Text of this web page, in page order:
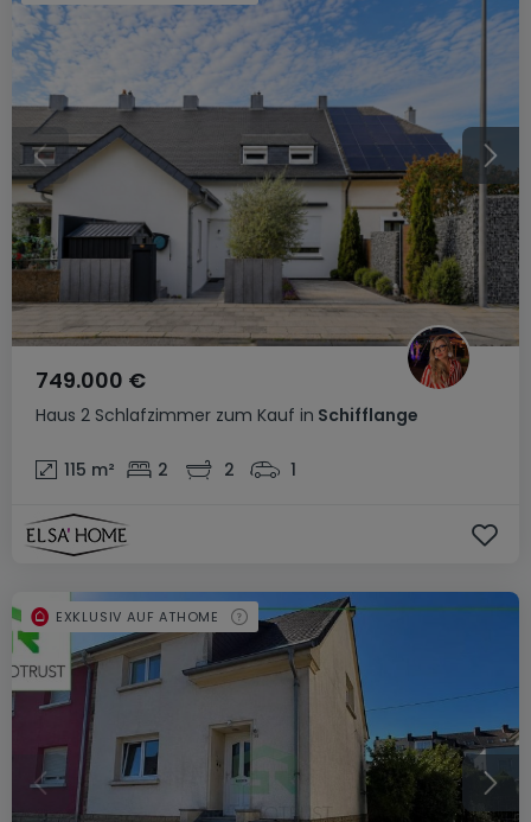
Haus 2 Schlafzimmer zum Kauf in Schifflange
749.000 €
115 m² 2 2 1
EXKLUSIV AUF ATHOME